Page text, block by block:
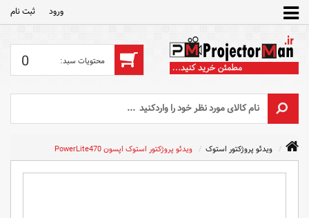
ورود ثبت‌ نام
0
ویدئو پروژکتور استوک ویدئو پروژکتور استوک اپسون PowerLite470